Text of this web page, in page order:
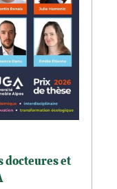
docteures et